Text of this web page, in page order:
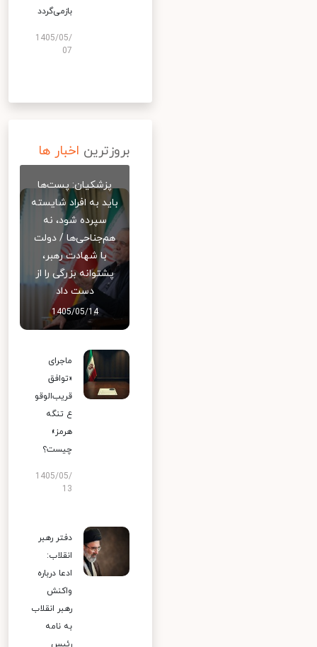
بازمی‌گردد
1405/05/
07
بروزترین اخبار ها
پزشکیان: پست‌ها
باید به افراد شایسته
سپرده شود، نه
هم‌جناحی‌ها / دولت
با شهادت رهبر،
پشتوانه بزرگی را از
دست داد
1405/05/14
ماجرای
«توافق
قریب‌الوقو
ع تنگه
هرمز»
چیست؟
1405/05/
13
دفتر رهبر
انقلاب:
ادعا درباره
واکنش
رهبر انقلاب
به نامه
رئیس